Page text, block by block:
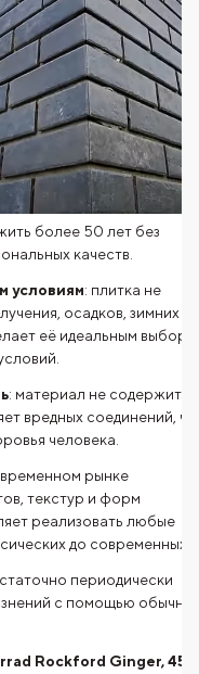
более 50 лет без
качеств.
условиям: плитка не
осадков, зимних
её идеальным
: материал не содержит
вредных соединений,
человека.
рынке
текстур и форм
реализовать любые
до современных.
периодически
с помощью
Rockford Ginger, 450